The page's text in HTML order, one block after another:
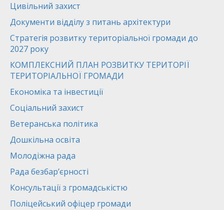
Цивільний захист
Документи відділу з питань архітектури
Стратегія розвитку територіальної громади до
2027 року
КОМПЛЕКСНИЙ ПЛАН РОЗВИТКУ ТЕРИТОРІЇ
ТЕРИТОРІАЛЬНОЇ ГРОМАДИ
Економіка та інвестиції
Соціальний захист
Ветеранська політика
Дошкільна освіта
Молодіжна рада
Рада безбар’єрності
Консультації з громадськістю
Поліцейський офіцер громади